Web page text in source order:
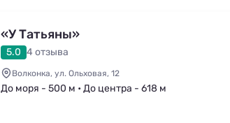
«У Татьяны»
5.0 4 отзыва
Волконка, ул. Ольховая, 12
До моря - 500 м • До центра - 618 м